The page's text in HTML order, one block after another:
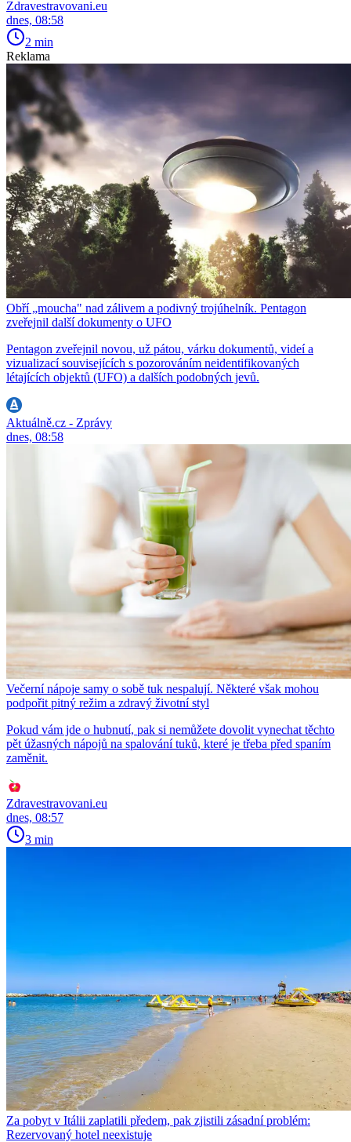
Zdravestravovani.eu
dnes, 08:58
2 min
Reklama
Obří „moucha" nad zálivem a podivný trojúhelník. Pentagon
zveřejnil další dokumenty o UFO
Pentagon zveřejnil novou, už pátou, várku dokumentů, videí a
vizualizací souvisejících s pozorováním neidentifikovaných
létajících objektů (UFO) a dalších podobných jevů.
Aktuálně.cz - Zprávy
dnes, 08:58
Večerní nápoje samy o sobě tuk nespalují. Některé však mohou
podpořit pitný režim a zdravý životní styl
Pokud vám jde o hubnutí, pak si nemůžete dovolit vynechat těchto
pět úžasných nápojů na spalování tuků, které je třeba před spaním
zaměnit.
Zdravestravovani.eu
dnes, 08:57
3 min
Za pobyt v Itálii zaplatili předem, pak zjistili zásadní problém:
Rezervovaný hotel neexistuje